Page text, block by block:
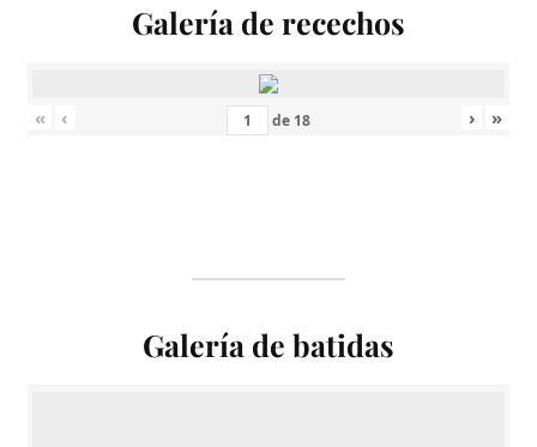
Galería de recechos
« ‹ de 18 › »
Galería de batidas